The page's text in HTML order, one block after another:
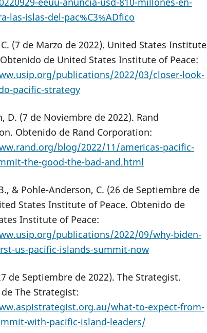
las-islas-del-pac%C3%ADfico
(7 de Marzo de 2022). United States Institute
de United States Institute of Peace:
publications/2022/03/closer-look-
pacific-strategy
D. (7 de Noviembre de 2022). Rand
Obtenido de Rand Corporation:
blog/2022/11/americas-pacific-
the-good-the-bad-and.html
& Pohle-Anderson, C. (26 de Septiembre de
States Institute of Peace. Obtenido de
Institute of Peace:
publications/2022/09/why-biden-
us-pacific-islands-summit-now
de Septiembre de 2022). The Strategist.
The Strategist:
what-to-expect-from-
with-pacific-island-leaders/